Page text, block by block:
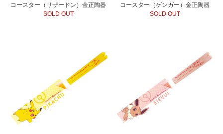
コースター（リザードン）金正陶器
SOLD OUT
コースター（ゲンガー）金正陶器
SOLD OUT